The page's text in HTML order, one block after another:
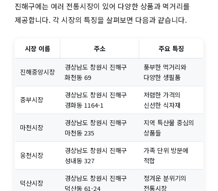
진해구에는 여러 전통시장이 있어 다양한 상품과 먹거리를
제공합니다. 각 시장의 특징을 살펴보면 다음과 같습니다.
시장 이름 주소 주요 특징
진해중앙시장
경상남도 창원시 진해구
화천동 69
풍부한 먹거리와
다양한 생필품
중부시장
경상남도 창원시 진해구
경화동 1164-1
저렴한 가격의
신선한 식자재
마천시장
경상남도 창원시 진해구
마천동 235
지역 특산물 중심의
상품들
웅천시장
경상남도 창원시 진해구
성내동 327
가족 단위 방문에
적합
덕산시장
경상남도 창원시 진해구
덕산동 61-24
정겨운 분위기의
전통시장